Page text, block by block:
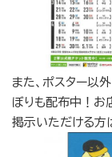
また、ポスター以
ぼりも配布中！お
掲示いただける方